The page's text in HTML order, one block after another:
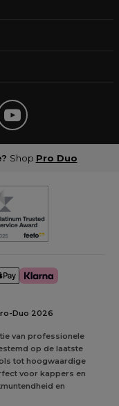
Shop Pro Duo
Duo 2026
van professionele
op de laatste
tot hoogwaardige
voor kappers en
en